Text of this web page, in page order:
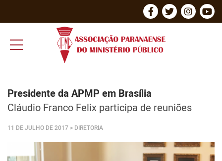
Presidente da APMP em Brasília
Cláudio Franco Felix participa de reuniões
11 DE JULHO DE 2017 > DIRETORIA